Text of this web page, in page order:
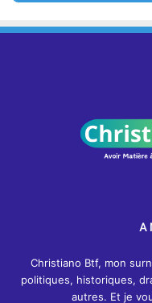
A
Christiano Btf, mon
politiques, historiques,
autres. Et je